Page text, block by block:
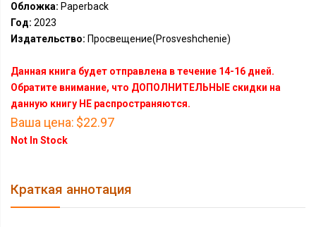
Обложка: Paperback
Год: 2023
Издательство: Просвещение(Prosveshchenie)
Данная книга будет отправлена в течение 14-16 дней.
Обратите внимание, что ДОПОЛНИТЕЛЬНЫЕ скидки на
данную книгу НЕ распространяются.
Ваша цена: $22.97
Not In Stock
Краткая аннотация